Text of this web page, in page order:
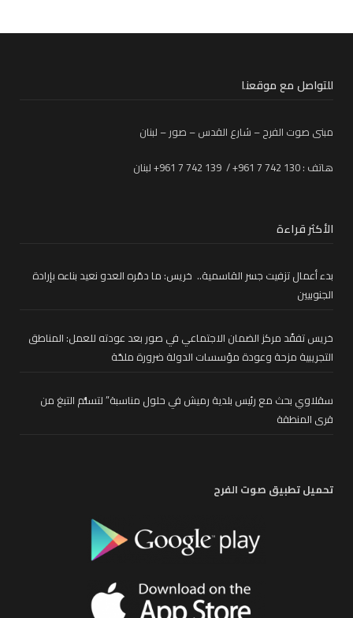
للتواصل مع موقعنا
مبنى صوت الفرح – شارع القدس – صور – لبنان
هاتف : 130 742 7 961+ / 139 742 7 961+ لبنان
الأكثر قراءة
بدء أعمال تزفيت جسر القاسمية.. خريس: ما دمّره العدو نعيد بناءه بإرادة
الجنوبيين
خريس تفقّد مركز الضمان الاجتماعي في صور بعد عودته للعمل: المناطق
التجريبية مزحة وعودة مؤسسات الدولة ضرورة ملحّة
سقلاوي بحث مع رئيس بلدية رميش في حلول مناسبة” لتسلُّم التبغ من
قرى المنطقة
تحميل تطبيق صوت الفرح